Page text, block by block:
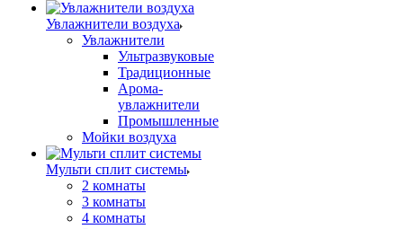
Увлажнители воздуха
Увлажнители
Ультразвуковые
Традиционные
Арома-
увлажнители
Промышленные
Мойки воздуха
Мульти сплит системы
2 комнаты
3 комнаты
4 комнаты